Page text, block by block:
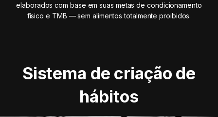
elaborados com base em suas metas de condicionamento
físico e TMB — sem alimentos totalmente proibidos.
Sistema de criação de
hábitos